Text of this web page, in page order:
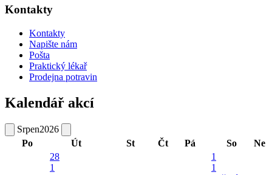
Kontakty
Kontakty
Napište nám
Pošta
Praktický lékař
Prodejna potravin
Kalendář akcí
Srpen2026
Po
Út St Čt Pá So
Ne
28
1
1
1